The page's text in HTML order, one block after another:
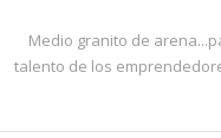
Medio granito de
talento de los